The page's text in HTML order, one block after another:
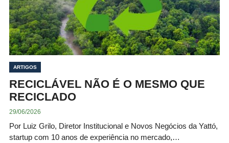
ARTIGOS
RECICLÁVEL NÃO É O MESMO QUE
RECICLADO
29/06/2026
Por Luiz Grilo, Diretor Institucional e Novos Negócios da Yattó,
startup com 10 anos de experiência no mercado,…